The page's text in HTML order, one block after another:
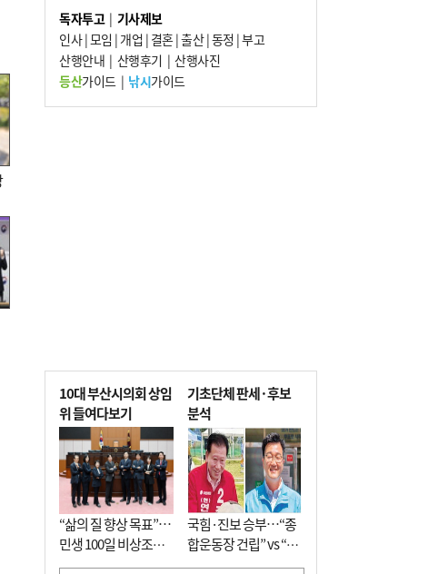
8
인신매매 탈출하다 다친 외국인, 치료비 폭
탄까지 맞을뻔
9
신고 없이 홍보·모집…민간임대조합 피해
주의보
10 혈중알코올농도 0.03% 나왔는데…法 “운
독자투고| 기사제보
인사|모임 | 개업 | 결혼|출산|동정 |부고
산행안내 | 산행후기 | 산행사진
등산가이드| 낚시가이드
10대 부산시의회 상임
위 들여다보기
“삶의 질 향상 목표”…
민생 100일 비상조치
면밀 심사
기초단체 판세·후보
분석
국힘·진보 승부…“종
합운동장 건립” vs “출
근 공공버스 도입”